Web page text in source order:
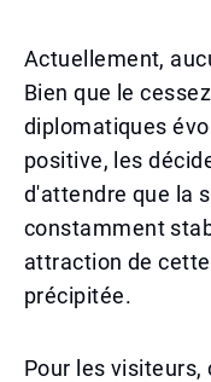
Actuellement,
Bien que le
diplomatiques
positive, les
d'attendre que la
constamment
attraction de
précipitée.
Pour les visiteurs,